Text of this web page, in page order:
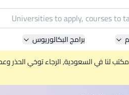
of Technology and
برامج البكالوريوس
لنا في السعودية, الرجاء توخي الحذر